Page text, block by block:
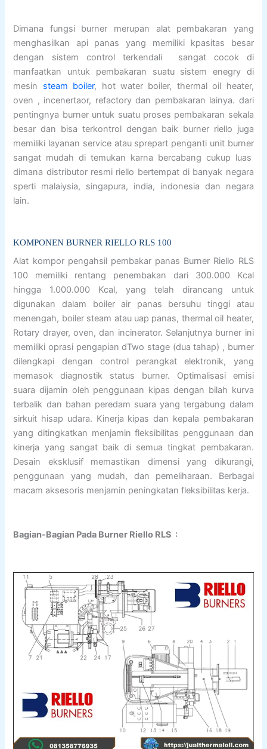
Dimana fungsi burner merupan alat pembakaran yang
menghasilkan api panas yang memiliki kpasitas besar
dengan sistem control terkendali sangat cocok di
manfaatkan untuk pembakaran suatu sistem enegry di
mesin steam boiler, hot water boiler, thermal oil heater,
oven , incenertaor, refactory dan pembakaran lainya. dari
pentingnya burner untuk suatu proses pembakaran sekala
besar dan bisa terkontrol dengan baik burner riello juga
memiliki layanan service atau sprepart penganti unit burner
sangat mudah di temukan karna bercabang cukup luas
dimana distributor resmi riello bertempat di banyak negara
sperti malaiysia, singapura, india, indonesia dan negara
lain.
KOMPONEN BURNER RIELLO RLS 100
Alat kompor pengahsil pembakar panas Burner Riello RLS
100 memiliki rentang penembakan dari 300.000 Kcal
hingga 1.000.000 Kcal, yang telah dirancang untuk
digunakan dalam boiler air panas bersuhu tinggi atau
menengah, boiler steam atau uap panas, thermal oil heater,
Rotary drayer, oven, dan incinerator. Selanjutnya burner ini
memiliki oprasi pengapian dTwo stage (dua tahap) , burner
dilengkapi dengan control perangkat elektronik, yang
memasok diagnostik status burner. Optimalisasi emisi
suara dijamin oleh penggunaan kipas dengan bilah kurva
terbalik dan bahan peredam suara yang tergabung dalam
sirkuit hisap udara. Kinerja kipas dan kepala pembakaran
yang ditingkatkan menjamin fleksibilitas penggunaan dan
kinerja yang sangat baik di semua tingkat pembakaran.
Desain eksklusif memastikan dimensi yang dikurangi,
penggunaan yang mudah, dan pemeliharaan. Berbagai
macam aksesoris menjamin peningkatan fleksibilitas kerja.
Bagian-Bagian Pada Burner Riello RLS :